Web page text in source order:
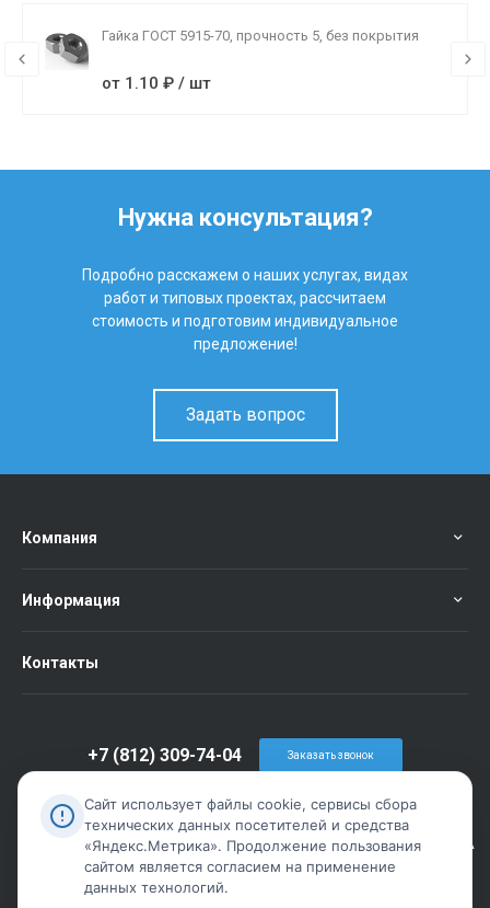
Гайка ГОСТ 5915-70, прочность 5, без покрытия
от 1.10 ₽ / шт
Нужна консультация?
Подробно расскажем о наших услугах, видах
работ и типовых проектах, рассчитаем
стоимость и подготовим индивидуальное
предложение!
Задать вопрос
Компания
Информация
Контакты
info@metiz-piter.ru
+7 (812) 309-74-04
г. Санкт-Петербург, пр. Обуховской Обороны дом 86 лит А
Заказать звонок
Сайт использует файлы cookie, сервисы сбора
технических данных посетителей и средства
«Яндекс.Метрика». Продолжение пользования
сайтом является согласием на применение
данных технологий.